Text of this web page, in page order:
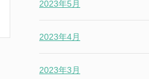
2023年5月
2023年4月
2023年3月